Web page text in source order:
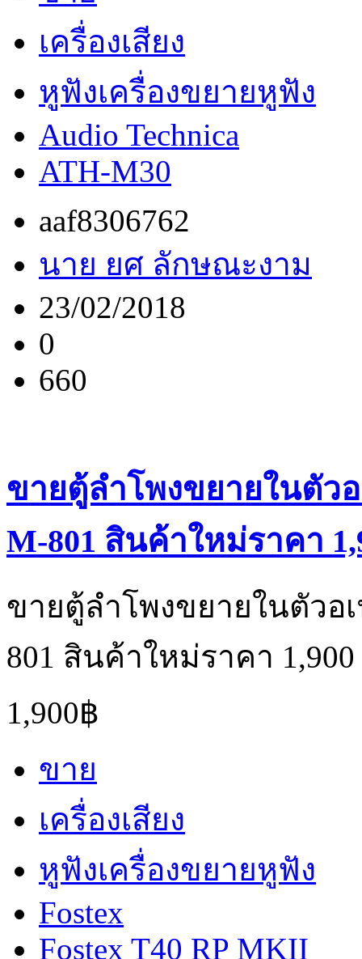
เครื่องเสียง
หูฟังเครื่องขยายหูฟัง
Audio Technica
ATH-M30
aaf8306762
นาย ยศ ลักษณะงาม
23/02/2018
0
660
ขายตู้ลำโพงขยายในตัว
M-801 สินค้าใหม่ราคา
ขายตู้ลำโพงขยายในตัวอ
801 สินค้าใหม่ราคา
1,900฿
ขาย
เครื่องเสียง
หูฟังเครื่องขยายหูฟัง
Fostex
Fostex T40 RP MKII